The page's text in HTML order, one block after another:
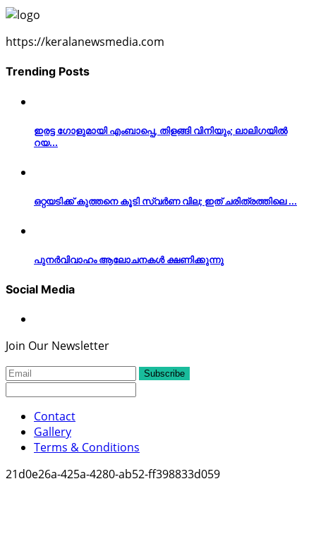
https://keralanewsmedia.com
Trending Posts
ഇരട്ട ഗോളുമായി എംബാപ്പെ, തിളങ്ങി വിനിയും; ലാലിഗയില്‍
റയ...
ഒറ്റയടിക്ക് കുത്തനെ കൂടി സ്വര്‍ണ വില; ഇത് ചരിത്രത്തിലെ ...
പുനർവിവാഹം ആലോചനകൾ ക്ഷണിക്കുന്നു
Social Media
Join Our Newsletter
Subscribe
Contact
Gallery
Terms & Conditions
21d0e26a-425a-4280-ab52-ff398833d059